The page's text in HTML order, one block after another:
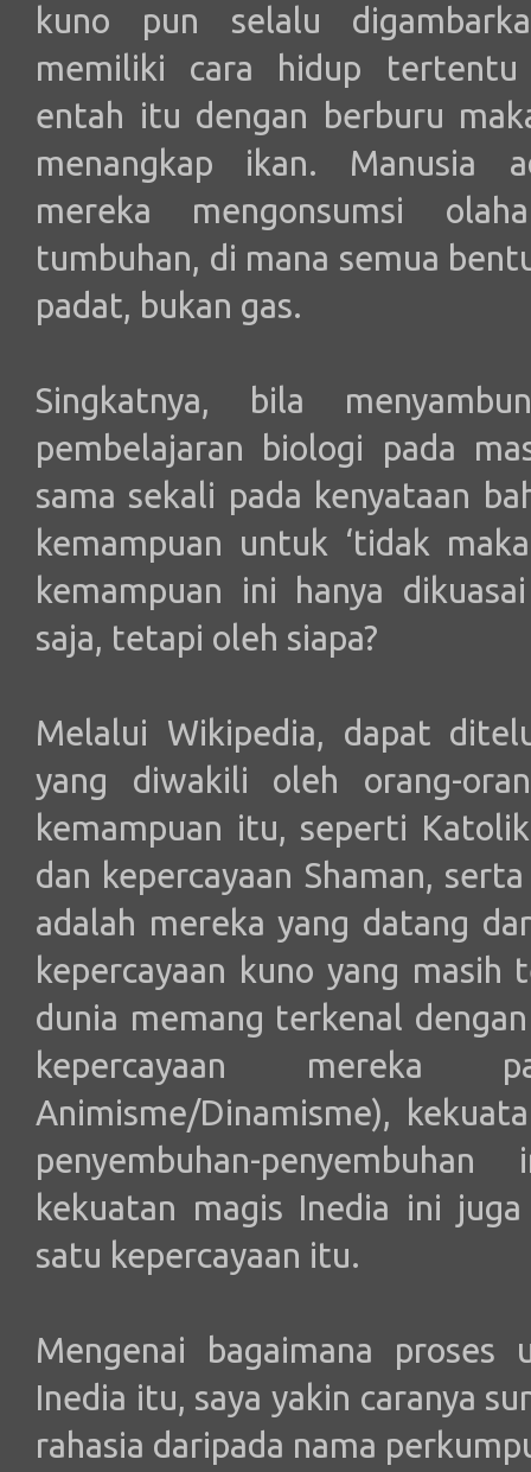
kuno pun selalu
memiliki cara hidup tertentu
entah itu dengan berburu
menangkap ikan. Manusia
mereka mengonsumsi
tumbuhan, di mana semua
padat, bukan gas.
Singkatnya, bila
pembelajaran biologi pada
sama sekali pada kenyataan
kemampuan untuk ‘tidak
kemampuan ini hanya
saja, tetapi oleh siapa?
Melalui Wikipedia, dapat
yang diwakili oleh orang-
kemampuan itu, seperti
dan kepercayaan Shaman,
adalah mereka yang datang
kepercayaan kuno yang
dunia memang terkenal
kepercayaan mereka
Animisme/Dinamisme),
penyembuhan-
kekuatan magis Inedia ini
satu kepercayaan itu.
Mengenai bagaimana proses
Inedia itu, saya yakin caranya
rahasia daripada nama